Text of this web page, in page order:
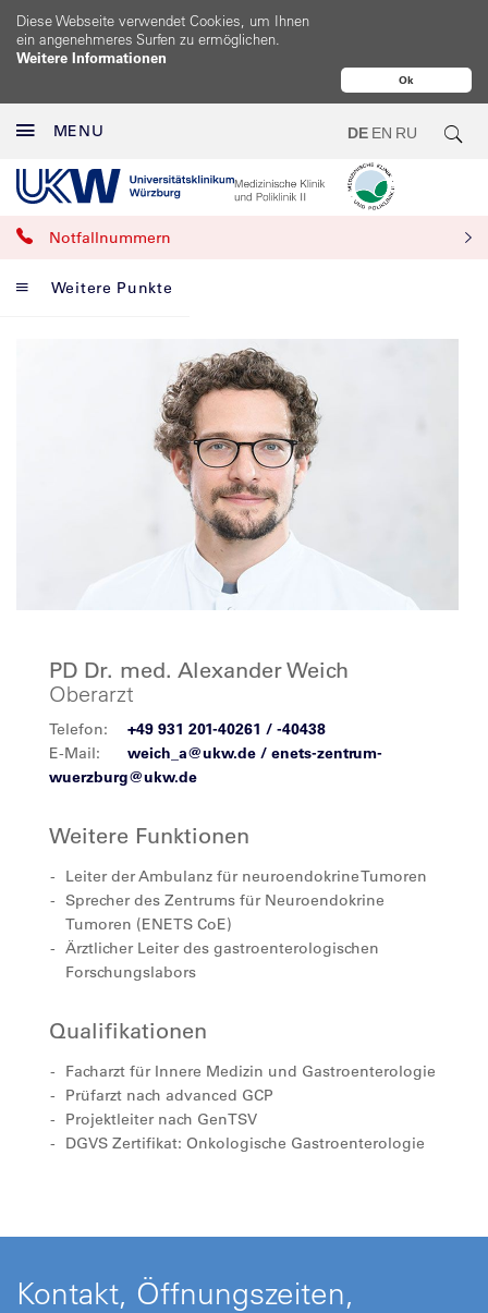
Ok
Diese Webseite verwendet Cookies, um Ihnen
ein angenehmeres Surfen zu ermöglichen.
Weitere Informationen
MENU DE EN RU
Notfallnummern
Weitere Punkte
PD Dr. med. Alexander Weich
Oberarzt
Telefon:
+49 931 201-40261 / -40438
E-Mail:
weich_a@ukw.de / enets-zentrum-
wuerzburg@ukw.de
Weitere Funktionen
Leiter der Ambulanz für neuroendokrine Tumoren
Sprecher des Zentrums für Neuroendokrine
Tumoren (ENETS CoE)
Ärztlicher Leiter des gastroenterologischen
Forschungslabors
Qualifikationen
Facharzt für Innere Medizin und Gastroenterologie
Prüfarzt nach advanced GCP
Projektleiter nach GenTSV
DGVS Zertifikat: Onkologische Gastroenterologie
Kontakt, Öffnungszeiten,